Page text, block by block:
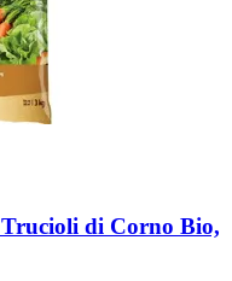
Trucioli di Corno Bio,